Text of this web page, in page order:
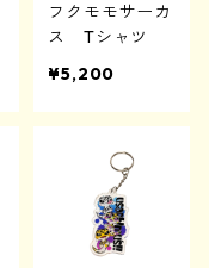
フクモモサーカ
ス Tシャツ
¥5,200